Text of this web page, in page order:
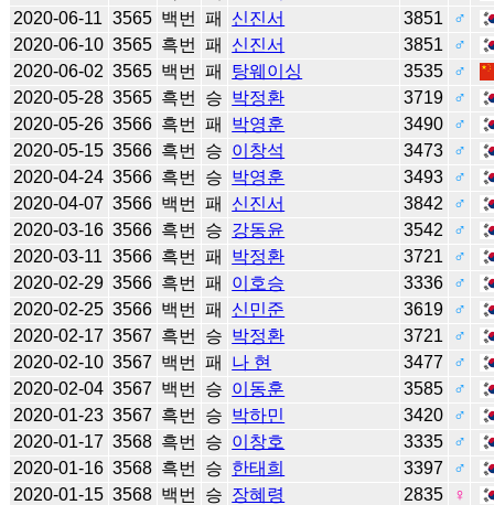
2020-06-11 3565 백번 패 신진서 3851
♂
2020-06-10 3565 흑번 패 신진서 3851
♂
2020-06-02 3565 백번 패 탕웨이싱 3535
♂
2020-05-28 3565 흑번 승 박정환 3719
♂
2020-05-26 3566 흑번 패 박영훈 3490
♂
2020-05-15 3566 흑번 승 이창석 3473
♂
2020-04-24 3566 흑번 승 박영훈 3493
♂
2020-04-07 3566 백번 패 신진서 3842
♂
2020-03-16 3566 흑번 승 강동윤 3542
♂
2020-03-11 3566 흑번 패 박정환 3721
♂
2020-02-29 3566 흑번 패 이호승 3336
♂
2020-02-25 3566 백번 패 신민준 3619
♂
2020-02-17 3567 흑번 승 박정환 3721
♂
2020-02-10 3567 백번 패 나 현 3477
♂
2020-02-04 3567 백번 승 이동훈 3585
♂
2020-01-23 3567 흑번 승 박하민 3420
♂
2020-01-17 3568 흑번 승 이창호 3335
♂
2020-01-16 3568 흑번 승 한태희 3397
♂
2020-01-15 3568 백번 승 장혜령 2835
♀